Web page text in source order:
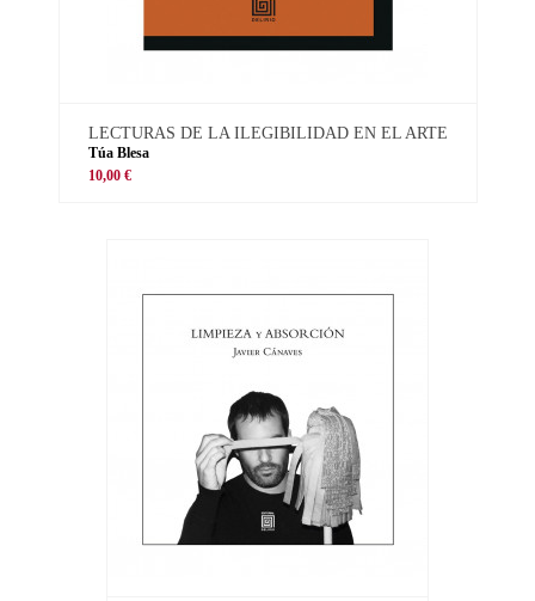
LECTURAS DE LA ILEGIBILIDAD EN EL ARTE
Túa Blesa
10,00 €